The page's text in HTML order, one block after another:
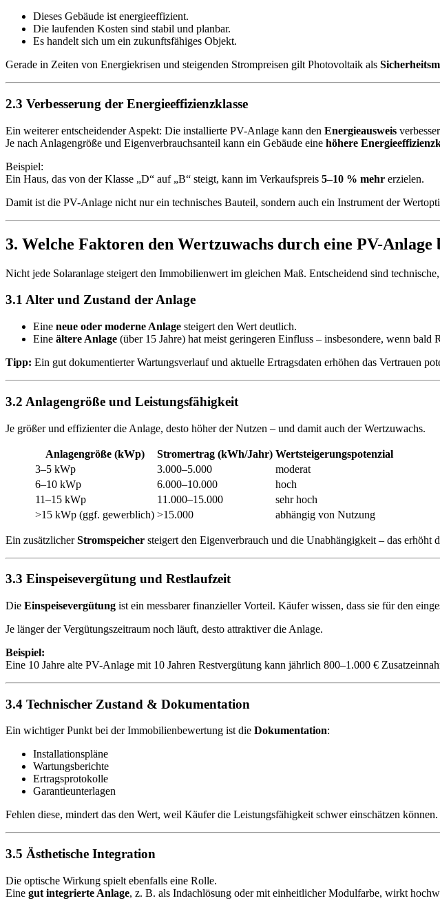
Dieses Gebäude ist energieeffizient.
Die laufenden Kosten sind stabil und planbar.
Es handelt sich um ein zukunftsfähiges Objekt.
Gerade in Zeiten von Energiekrisen und steigenden Strompreisen gilt Photovoltaik als
2.3 Verbesserung der Energieeffizienzklasse
Ein weiterer entscheidender Aspekt: Die installierte PV-Anlage kann den Energieausweis
Je nach Anlagengröße und Eigenverbrauchsanteil kann ein Gebäude eine höhere
Beispiel:
Ein Haus, das von der Klasse „D“ auf „B“ steigt, kann im Verkaufspreis 5–10 % mehr erzielen.
Damit ist die PV-Anlage nicht nur ein technisches Bauteil, sondern auch ein Instrument der
3. Welche Faktoren den Wertzuwachs durch eine PV-Anlage
Nicht jede Solaranlage steigert den Immobilienwert im gleichen Maß. Entscheidend sind
3.1 Alter und Zustand der Anlage
Eine neue oder moderne Anlage steigert den Wert deutlich.
Eine ältere Anlage (über 15 Jahre) hat meist geringeren Einfluss – insbesondere, wenn bald
Tipp: Ein gut dokumentierter Wartungsverlauf und aktuelle Ertragsdaten erhöhen das Vertrauen
3.2 Anlagengröße und Leistungsfähigkeit
Je größer und effizienter die Anlage, desto höher der Nutzen – und damit auch der Wertzuwachs.
Anlagengröße (kWp) Stromertrag (kWh/Jahr) Wertsteigerungspotenzial
3–5 kWp
3.000–5.000
moderat
6–10 kWp
6.000–10.000
hoch
11–15 kWp
11.000–15.000
sehr hoch
>15 kWp (ggf. gewerblich) >15.000 abhängig von Nutzung
Ein zusätzlicherStromspeicher steigert den Eigenverbrauch und die Unabhängigkeit – das erhöht
3.3 Einspeisevergütung und Restlaufzeit
Die Einspeisevergütung ist ein messbarer finanzieller Vorteil. Käufer wissen, dass sie für den
Je länger der Vergütungszeitraum noch läuft, desto attraktiver die Anlage.
Beispiel:
Eine 10 Jahre alte PV-Anlage mit 10 Jahren Restvergütung kann jährlich 800–1.000 €
3.4 Technischer Zustand & Dokumentation
Ein wichtiger Punkt bei der Immobilienbewertung ist die Dokumentation:
Installationspläne
Wartungsberichte
Ertragsprotokolle
Garantieunterlagen
Fehlen diese, mindert das den Wert, weil Käufer die Leistungsfähigkeit schwer einschätzen
3.5 Ästhetische Integration
Die optische Wirkung spielt ebenfalls eine Rolle.
Eine gut integrierte Anlage, z. B. als Indachlösung oder mit einheitlicher Modulfarbe, wirkt